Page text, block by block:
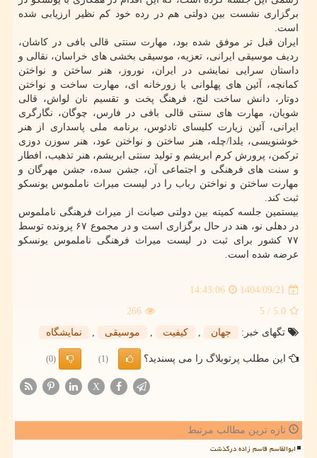
برگزاری نشست بین دولتی هم در رده خود کم نظیر ارزیابی شده
است.
ایران قبل تر موفق شده بود، مهارت سنتی قالی بافی در کاشان،
ردیف موسیقی ایرانی، تعزیه، موسیقی بخشی های خراسان، نقالی و
داستان سرایی نمایشی در ایران، نوروز، هنر ساختن و نواختن
کمانچه، آئین های پهلوانی یا زورخانه ای، مهارت ساخت و نواختن
دوتار، دانش ساخت لنج، فرهنگ پخت و تقسیم نان لواش، قالی
شویان، مهارت های سنتی قالی بافی در فارس، چوگان، نگارگری
ایرانی، آئین زیارت کلیسای تادئوس، برنامه ملی پاسداری از هنر
خوشنویسی، یلدا/چله، هنر ساختن و نواختن عود، هنر سوزن دوزی
ترکمن، پرورش کرم ابریشم و تولید سنتی ابریشم، هنر تذهیب، افطار
و سنت های فرهنگی و اجتماعی آن، جشن سده، جشن مهرگان و
مهارت ساختن و نواختن رباب را در لیست میراث ناملموس یونسکو
ثبت کند.
بیستمین جلسه کمیته بین دولتی صیانت از میراث فرهنگی ناملموس
در دهلی نو، هند در حال برگزاری است و در مجموع ۶۷ پرونده توسط
۷۷ کشور برای ثبت در لیست میراث فرهنگی ناملموس یونسکو
عرضه شده است.
1404/09/21
14:43:06
5.0
/ 5
266
تگهای خبر:
جهان , كیفیت , موسیقی , نمایشگاه
این مطلب پرتوبلاگ را می پسندید؟ (1)
(0)
X
تازه ترین مطالب مرتبط
ابوالقاسم قاسم زاده درگذشت